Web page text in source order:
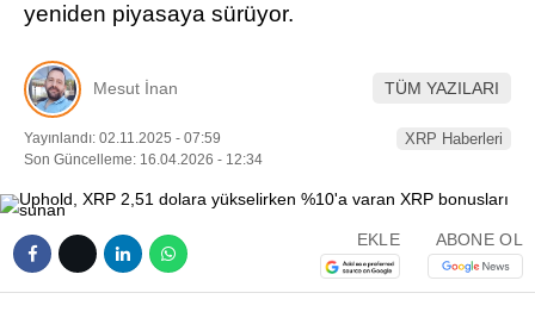
yeniden piyasaya sürüyor.
Mesut İnan TÜM YAZILARI
Yayınlandı: 02.11.2025 - 07:59
Son Güncelleme: 16.04.2026 - 12:34
XRP Haberleri
EKLE ABONE OL